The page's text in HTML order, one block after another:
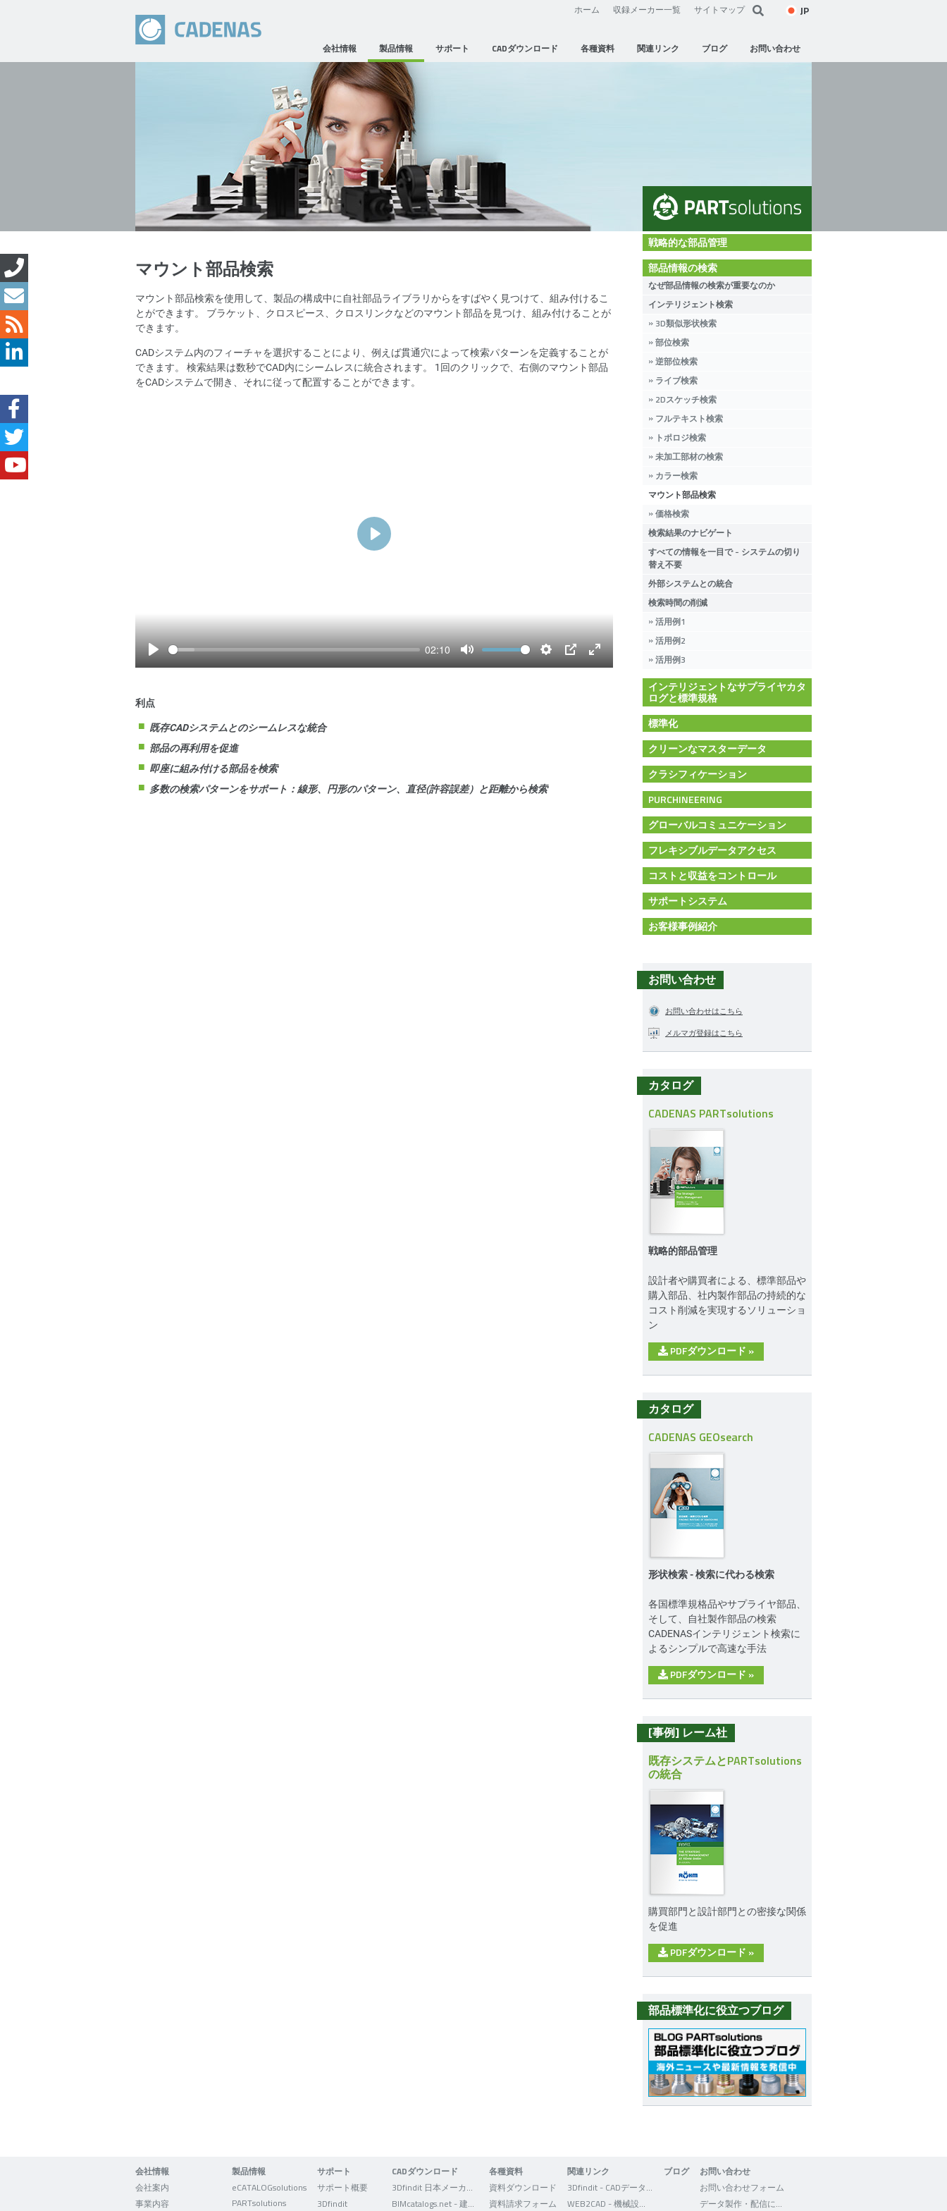
ホーム 収録メーカー一覧 サイトマップ JP
会社情報 製品情報 サポート CADダウンロード 各種資料 関連リンク ブログ お問い合わせ
マウント部品検索
マウント部品検索を使用して、製品の構成中に自社部品ライブラリからをすばやく見つけて、組み付けるこ
とができます。 ブラケット、クロスピース、クロスリンクなどのマウント部品を見つけ、組み付けることが
できます。
CADシステム内のフィーチャを選択することにより、例えば貫通穴によって検索パターンを定義することが
できます。 検索結果は数秒でCAD内にシームレスに統合されます。 1回のクリックで、右側のマウント部品
をCADシステムで開き、それに従って配置することができます。
Play
02:10
Mute
Settings
PIP
Enter
Play
利点
既存CADシステムとのシームレスな統合
部品の再利用を促進
即座に組み付ける部品を検索
多数の検索パターンをサポート：線形、円形のパターン、直径(許容誤差）と距離から検索
戦略的な部品管理
部品情報の検索
なぜ部品情報の検索が重要なのか
インテリジェント検索
3D類似形状検索
部位検索
逆部位検索
ライブ検索
2Dスケッチ検索
フルテキスト検索
トポロジ検索
未加工部材の検索
カラー検索
マウント部品検索
価格検索
検索結果のナビゲート
すべての情報を一目で - システムの切り
替え不要
外部システムとの統合
検索時間の削減
活用例1
活用例2
活用例3
インテリジェントなサプライヤカタ
ログと標準規格
標準化
クリーンなマスターデータ
クラシフィケーション
PURCHINEERING
グローバルコミュニケーション
フレキシブルデータアクセス
コストと収益をコントロール
サポートシステム
お客様事例紹介
お問い合わせ
お問い合わせはこちら
メルマガ登録はこちら
カタログ
CADENAS PARTsolutions
戦略的部品管理
設計者や購買者による、標準部品や
購入部品、社内製作部品の持続的な
コスト削減を実現するソリューショ
ン
PDFダウンロード »
カタログ
CADENAS GEOsearch
形状検索 - 検索に代わる検索
各国標準規格品やサプライヤ部品、
そして、自社製作部品の検索
CADENASインテリジェント検索に
よるシンプルで高速な手法
PDFダウンロード »
[事例] レーム社
既存システムとPARTsolutions
の統合
購買部門と設計部門との密接な関係
を促進
PDFダウンロード »
部品標準化に役立つブログ
会社情報
会社案内
事業内容
製品情報
eCATALOGsolutions
PARTsolutions
サポート
サポート概要
3Dfindit
CADダウンロード 各種資料
資料ダウンロード
資料請求フォーム
関連リンク ブログ お問い合わせ
お問い合わせフォーム